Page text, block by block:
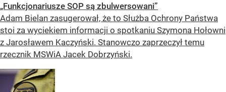
„Funkcjonariusze SOP są zbulwersowani”
Adam Bielan zasugerował, że to Służba Ochrony Państwa
stoi za wyciekiem informacji o spotkaniu Szymona Hołowni
z Jarosławem Kaczyński. Stanowczo zaprzeczył temu
rzecznik MSWiA Jacek Dobrzyński.